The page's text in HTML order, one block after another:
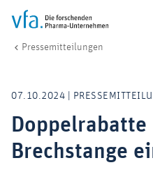
Forschung &
Gesundheit & Versorgung
Wirtschaft & Standort
Digitalisierung & KI
Pressemitteilungen
07.10.2024 |
Brechstange